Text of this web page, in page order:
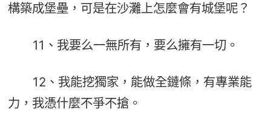
構築成堡壘，可是在沙灘上怎麼會有城堡呢？
11、我要么一無所有，要么擁有一切。
12、我能挖獨家，能做全鏈條，有專業能
力，我憑什麼不爭不搶。